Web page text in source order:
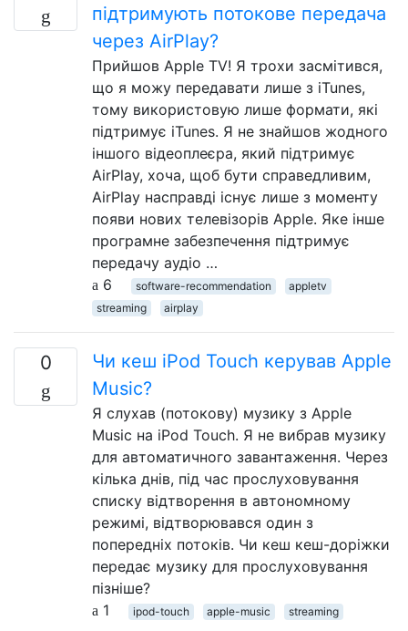
підтримують потокове передача
через AirPlay?
Прийшов Apple TV! Я трохи засмітився,
що я можу передавати лише з iTunes,
тому використовую лише формати, які
підтримує iTunes. Я не знайшов жодного
іншого відеоплеєра, який підтримує
AirPlay, хоча, щоб бути справедливим,
AirPlay насправді існує лише з моменту
появи нових телевізорів Apple. Яке інше
програмне забезпечення підтримує
передачу аудіо …
6
software-recommendation
appletv
streaming
airplay
0
Чи кеш iPod Touch керував Apple
Music?
Я слухав (потокову) музику з Apple
Music на iPod Touch. Я не вибрав музику
для автоматичного завантаження. Через
кілька днів, під час прослуховування
списку відтворення в автономному
режимі, відтворювався один з
попередніх потоків. Чи кеш кеш-доріжки
передає музику для прослуховування
пізніше?
1
ipod-touch apple-music streaming